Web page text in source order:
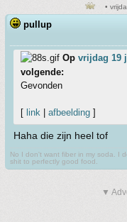
•
pullup
Op vrijdag 19
volgende:
Gevonden
[ link | afbeelding ]
Haha die zijn heel tof
No I don't want fiber in my soda. I
shit to perfectly good food.
▼